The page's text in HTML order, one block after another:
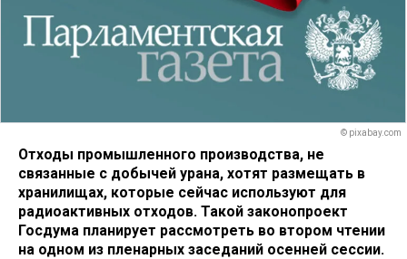
© pixabay.com
Отходы промышленного производства, не
связанные с добычей урана, хотят размещать в
хранилищах, которые сейчас используют для
радиоактивных отходов. Такой законопроект
Госдума планирует рассмотреть во втором чтении
на одном из пленарных заседаний осенней сессии.